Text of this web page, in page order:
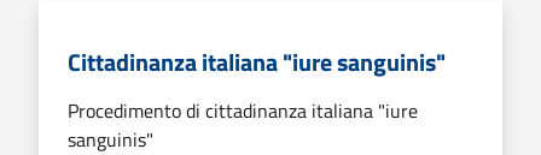
Cittadinanza italiana "iure sanguinis"
Procedimento di cittadinanza italiana "iure
sanguinis"